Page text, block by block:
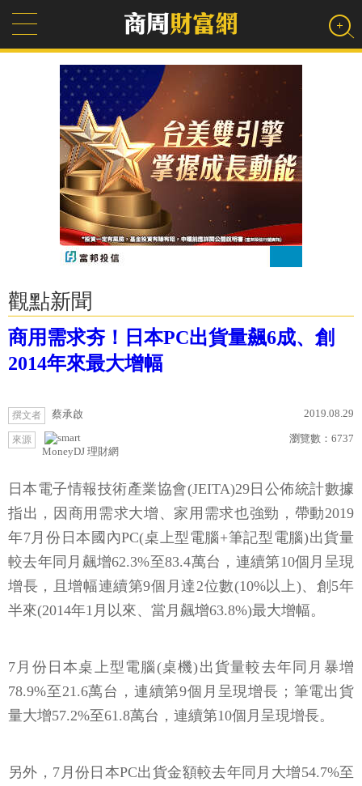
觀點新聞
商用需求夯！日本PC出貨量飆6成、創
2014年來最大增幅
撰文者 蔡承啟 2019.08.29
來源
MoneyDJ 理財網
瀏覽數： 6737
日本電子情報技術產業協會(JEITA)29日公佈統計數據
指出，因商用需求大增、家用需求也強勁，帶動2019
年7月份日本國內PC(桌上型電腦+筆記型電腦)出貨量
較去年同月飆增62.3%至83.4萬台，連續第10個月呈現
增長，且增幅連續第9個月達2位數(10%以上)、創5年
半來(2014年1月以來、當月飆增63.8%)最大增幅。
7月份日本桌上型電腦(桌機)出貨量較去年同月暴增
78.9%至21.6萬台，連續第9個月呈現增長；筆電出貨
量大增57.2%至61.8萬台，連續第10個月呈現增長。
另外，7月份日本PC出貨金額較去年同月大增54.7%至